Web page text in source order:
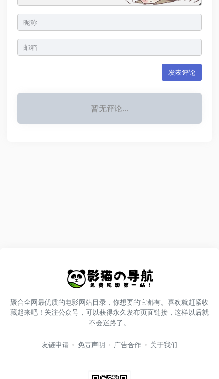
发表评论
暂无评论...
聚合全网最优质的电影网站目录，你想要的它都有。喜欢就赶紧收
藏起来吧！关注公众号，可以获得永久发布页面链接，这样以后就
不会迷路了。
友链申请 免责声明 广告合作 关于我们